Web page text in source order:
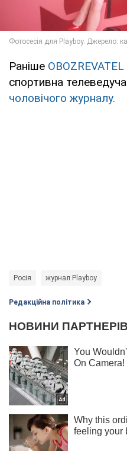
Раніше OBOZREVATEL
спортивна телеведуча
чоловічого журналу.
Росія журнал Playboy
Редакційна політика